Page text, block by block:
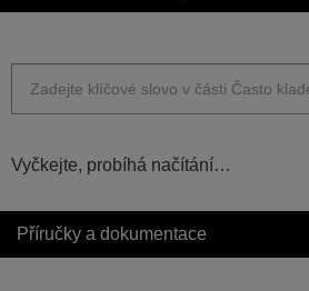
Vyčkejte, probíhá načítání…
Příručky a dokumentace